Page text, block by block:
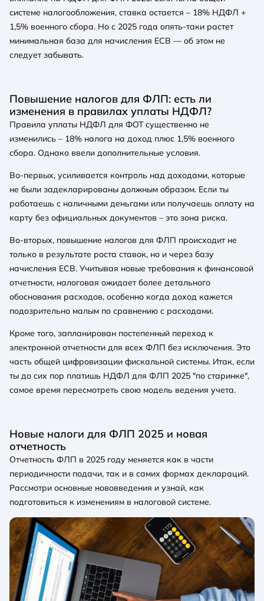
системе налогообложения, ставка остается – 18% НДФЛ +
1,5% военного сбора. Но с 2025 года опять-таки растет
минимальная база для начисления ЕСВ — об этом не
следует забывать.
Повышение налогов для ФЛП: есть ли
изменения в правилах уплаты НДФЛ?
Правила уплаты НДФЛ для ФОТ существенно не
изменились – 18% налога на доход плюс 1,5% военного
сбора. Однако ввели дополнительные условия.
Во-первых, усиливается контроль над доходами, которые
не были задекларированы должным образом. Если ты
работаешь с наличными деньгами или получаешь оплату на
карту без официальных документов – это зона риска.
Во-вторых, повышение налогов для ФЛП происходит не
только в результате роста ставок, но и через базу
начисления ЕСВ. Учитывая новые требования к финансовой
отчетности, налоговая ожидает более детального
обоснования расходов, особенно когда доход кажется
подозрительно малым по сравнению с расходами.
Кроме того, запланирован постепенный переход к
электронной отчетности для всех ФЛП без исключения. Это
часть общей цифровизации фискальной системы. Итак, если
ты до сих пор платишь НДФЛ для ФЛП 2025 "по старинке",
самое время пересмотреть свою модель ведения учета.
Новые налоги для ФЛП 2025 и новая
отчетность
Отчетность ФЛП в 2025 году меняется как в части
периодичности подачи, так и в самих формах деклараций.
Рассмотри основные нововведения и узнай, как
подготовиться к изменениям в налоговой системе.